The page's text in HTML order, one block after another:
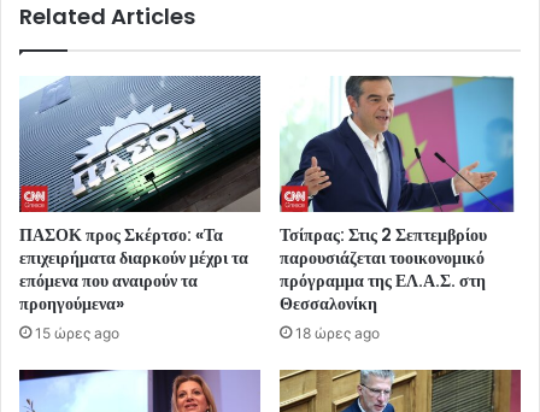
Related Articles
ΠΑΣΟΚ προς Σκέρτσο: «Τα
επιχειρήματα διαρκούν μέχρι τα
επόμενα που αναιρούν τα
προηγούμενα»
15 ώρες ago
Τσίπρας: Στις 2 Σεπτεμβρίου
παρουσιάζεται τοοικονομικό
πρόγραμμα της ΕΛ.Α.Σ. στη
Θεσσαλονίκη
18 ώρες ago